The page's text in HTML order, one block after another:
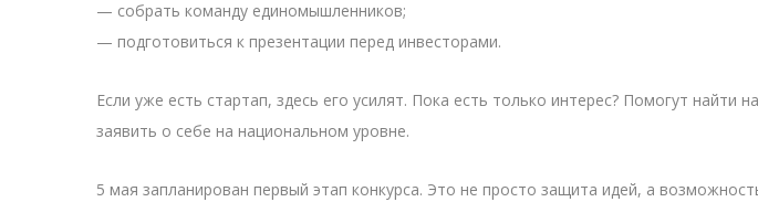
— собрать команду единомышленников;
— подготовиться к презентации перед инвесторами.
Если уже есть стартап, здесь его усилят. Пока есть только интерес? Помогут
заявить о себе на национальном уровне.
5 мая запланирован первый этап конкурса. Это не просто защита идей, а